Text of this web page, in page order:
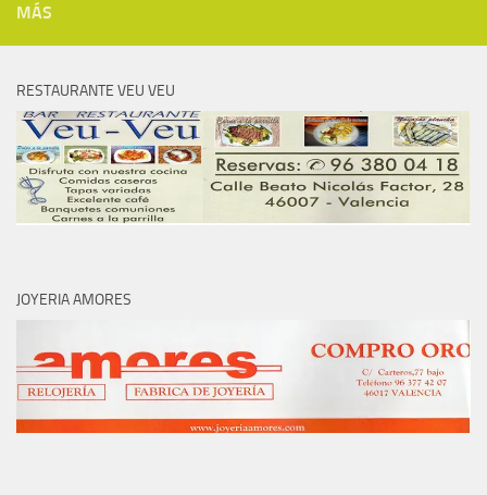
MÁS
RESTAURANTE VEU VEU
JOYERIA AMORES